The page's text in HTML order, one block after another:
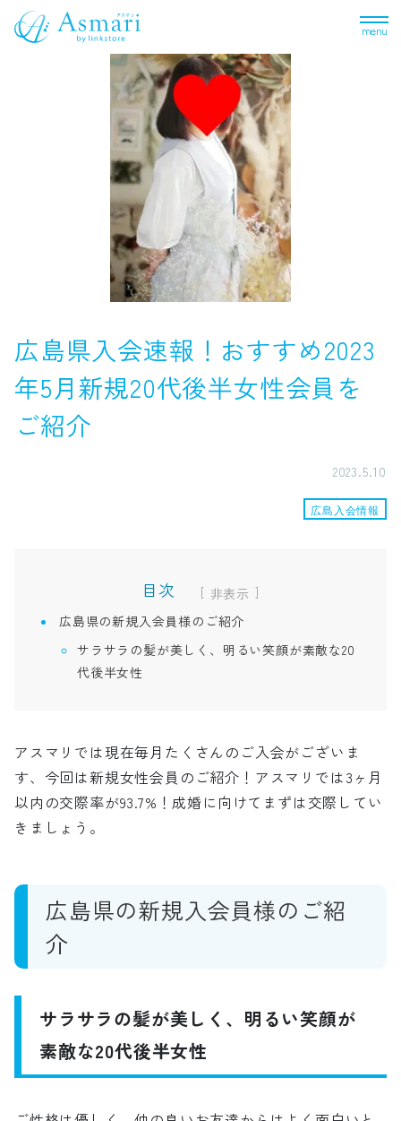
menu
広島県入会速報！おすすめ2023
年5月新規20代後半女性会員を
ご紹介
2023.5.10
広島入会情報
目次 [
]
広島県の新規入会員様のご紹介
サラサラの髪が美しく、明るい笑顔が素敵な20
代後半女性
アスマリでは現在毎月たくさんのご入会がございま
す、今回は新規女性会員のご紹介！アスマリでは3ヶ月
以内の交際率が93.7%！成婚に向けてまずは交際してい
きましょう。
広島県の新規入会員様のご紹
介
サラサラの髪が美しく、明るい笑顔が
素敵な20代後半女性